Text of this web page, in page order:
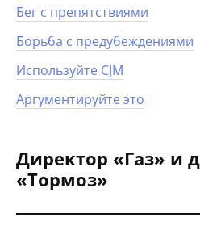
Бег с препятствиями
Борьба с предубеждениями
Используйте CJM
Аргументируйте это
Директор «Газ» и
«Тормоз»